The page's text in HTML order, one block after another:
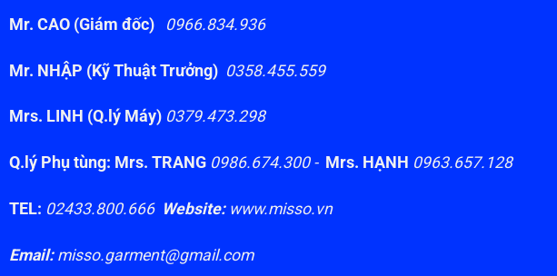
Mr. CAO (Giám đốc) 0966.834.936
Mr. NHẬP (Kỹ Thuật Trưởng) 0358.455.559
Mrs. LINH (Q.lý Máy) 0379.473.298
Q.lý Phụ tùng: Mrs. TRANG 0986.674.300 - Mrs. HẠNH 0963.657.128
TEL: 02433.800.666 Website:www.misso.vn
Email:misso.garment@gmail.com